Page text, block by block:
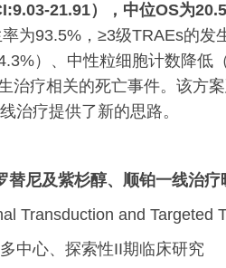
21.91），中位OS为
为93.5%，≥3级TRAEs的
）、中性粒细胞计数降
治疗相关的死亡事件。该方
治疗提供了新的思路。
替尼及紫杉醇、顺铂一线治
Transduction and Targeted
中心、探索性II期临床研究